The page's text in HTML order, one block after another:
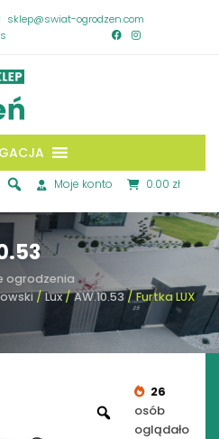
sklep@swiat-ogrodzen.com
Moje konto 0.00 zł
ogrodzenia
/Lux/AW.10.53 / Furtka LUX
26
osób
oglądało